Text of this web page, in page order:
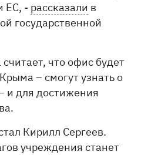
ЕС, - рассказали в
государственной
что офис будет
– смогут узнать о
и для достижения
Кирилл Сергеев.
учреждения станет